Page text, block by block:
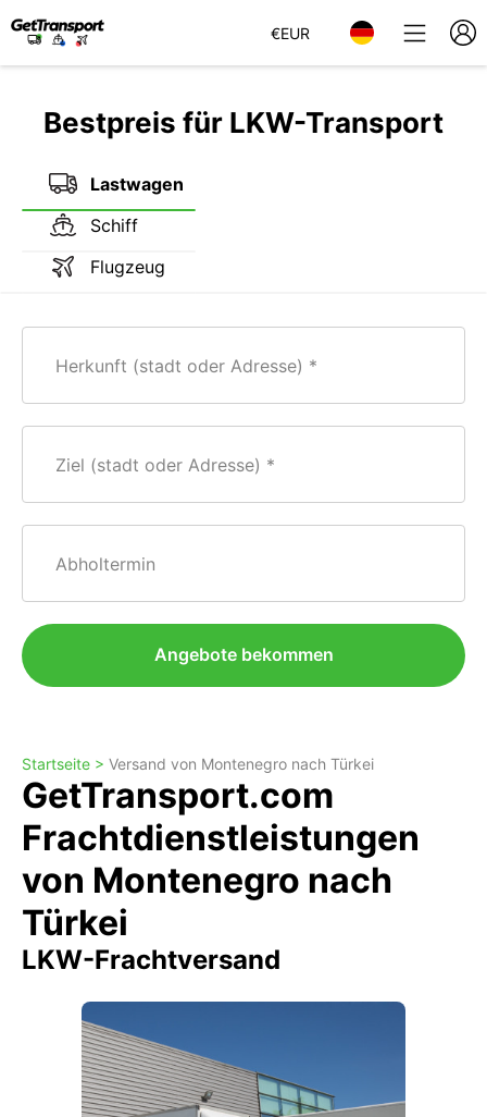
€EUR
Bestpreis für LKW-Transport
Lastwagen
Schiff
Flugzeug
Herkunft (stadt oder Adresse)
Ziel (stadt oder Adresse)
Abholtermin
Angebote bekommen
Startseite > Versand von Montenegro nach Türkei
GetTransport.com
Frachtdienstleistungen
von Montenegro nach
Türkei
LKW-Frachtversand